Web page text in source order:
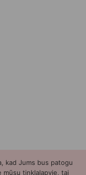
Myra.lt
kad Jums bus patogu
mūsų tinklalapyje, tai